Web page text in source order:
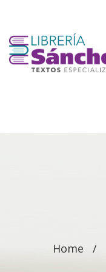
Home